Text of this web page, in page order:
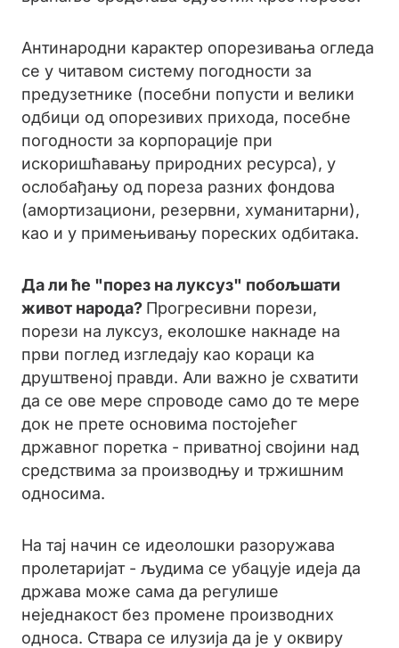
Антинародни карактер опорезивања огледа
се у читавом систему погодности за
предузетнике (посебни попусти и велики
одбици од опорезивих прихода, посебне
погодности за корпорације при
искоришћавању природних ресурса), у
ослобађању од пореза разних фондова
(амортизациони, резервни, хуманитарни),
као и у примењивању пореских одбитака.
Да ли ће "порез на луксуз" побољшати
живот народа? Прогресивни порези,
порези на луксуз, еколошке накнаде на
први поглед изгледају као кораци ка
друштвеној правди. Али важно је схватити
да се ове мере спроводе само до те мере
док не прете основима постојећег
државног поретка - приватној својини над
средствима за производњу и тржишним
односима.
На тај начин се идеолошки разоружава
пролетаријат - људима се убацује идеја да
држава може сама да регулише
неједнакост без промене производних
односа. Ствара се илузија да је у оквиру